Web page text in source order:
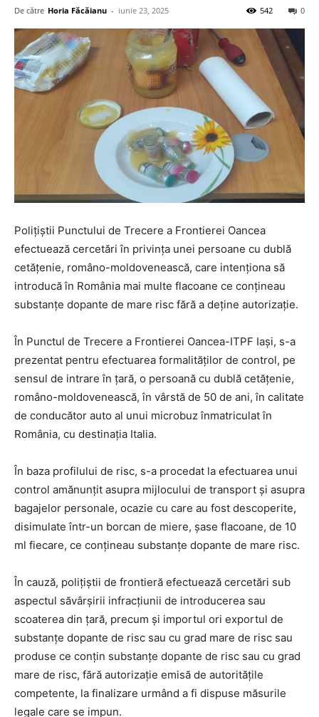
De către Horia Făcăianu - iunie 23, 2025 0
542
Poliţiştii Punctului de Trecere a Frontierei Oancea
efectuează cercetări în privinţa unei persoane cu dublă
cetățenie, româno-moldovenească, care intenționa să
introducă în România mai multe flacoane ce conțineau
substanțe dopante de mare risc fără a deține autorizație.
În Punctul de Trecere a Frontierei Oancea-ITPF Iaşi, s-a
prezentat pentru efectuarea formalităţilor de control, pe
sensul de intrare în ţară, o persoană cu dublă cetățenie,
româno-moldovenească, în vârstă de 50 de ani, în calitate
de conducător auto al unui microbuz înmatriculat în
România, cu destinația Italia.
În baza profilului de risc, s-a procedat la efectuarea unui
control amănunţit asupra mijlocului de transport și asupra
bagajelor personale, ocazie cu care au fost descoperite,
disimulate într-un borcan de miere, șase flacoane, de 10
ml fiecare, ce conțineau substanțe dopante de mare risc.
În cauză, poliţiştii de frontieră efectuează cercetări sub
aspectul săvârşirii infracţiunii de introducerea sau
scoaterea din țară, precum și importul ori exportul de
substanțe dopante de risc sau cu grad mare de risc sau
produse ce conțin substanțe dopante de risc sau cu grad
mare de risc, fără autorizație emisă de autoritățile
competente, la finalizare urmând a fi dispuse măsurile
legale care se impun.